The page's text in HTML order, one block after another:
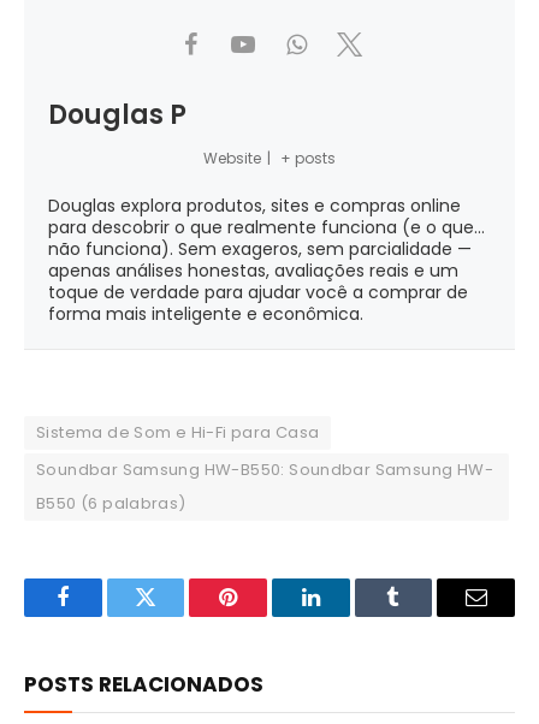
Douglas P
Website | + posts
Douglas explora produtos, sites e compras online
para descobrir o que realmente funciona (e o que...
não funciona). Sem exageros, sem parcialidade —
apenas análises honestas, avaliações reais e um
toque de verdade para ajudar você a comprar de
forma mais inteligente e econômica.
Sistema de Som e Hi-Fi para Casa
Soundbar Samsung HW-B550: Soundbar Samsung HW-
B550 (6 palabras)
FacebookTwitter Pinterest LinkedInTumblr Email
POSTS RELACIONADOS